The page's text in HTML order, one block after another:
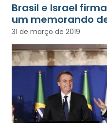
Brasil e Israel
um memorando
31 de março de 2019